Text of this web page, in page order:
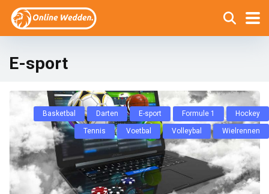
E-sport
Basketbal Darten E-sport Formule 1 Hockey
Tennis Voetbal Volleybal Wielrennen